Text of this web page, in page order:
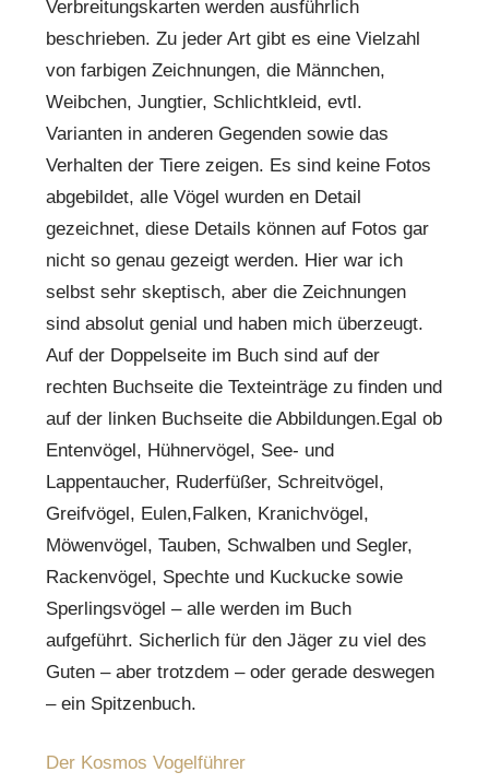
Verbreitungskarten werden ausführlich
beschrieben. Zu jeder Art gibt es eine Vielzahl
von farbigen Zeichnungen, die Männchen,
Weibchen, Jungtier, Schlichtkleid, evtl.
Varianten in anderen Gegenden sowie das
Verhalten der Tiere zeigen. Es sind keine Fotos
abgebildet, alle Vögel wurden en Detail
gezeichnet, diese Details können auf Fotos gar
nicht so genau gezeigt werden. Hier war ich
selbst sehr skeptisch, aber die Zeichnungen
sind absolut genial und haben mich überzeugt.
Auf der Doppelseite im Buch sind auf der
rechten Buchseite die Texteinträge zu finden und
auf der linken Buchseite die Abbildungen.Egal ob
Entenvögel, Hühnervögel, See- und
Lappentaucher, Ruderfüßer, Schreitvögel,
Greifvögel, Eulen,Falken, Kranichvögel,
Möwenvögel, Tauben, Schwalben und Segler,
Rackenvögel, Spechte und Kuckucke sowie
Sperlingsvögel – alle werden im Buch
aufgeführt. Sicherlich für den Jäger zu viel des
Guten – aber trotzdem – oder gerade deswegen
– ein Spitzenbuch.
Der Kosmos Vogelführer